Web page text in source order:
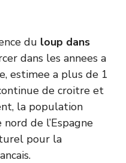
du loup dans
dans les annees a
estimee a plus de 1
de croitre et
la population
de l’Espagne
pour la